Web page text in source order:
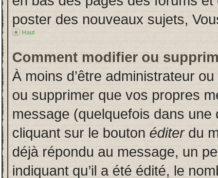
poster des nouveaux sujets,
Haut
Comment modifier ou
À moins d’être administrateur
ou supprimer que vos propres
message (quelquefois dans
cliquant sur le bouton éditerdu
déjà répondu au message, un
indiquant qu’il a été édité, le